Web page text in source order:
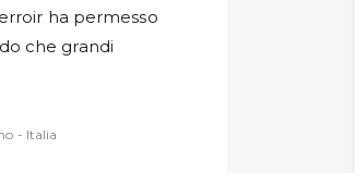
ha permesso
che grandi
- Italia